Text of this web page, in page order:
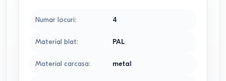
Numar locuri: 4
Material blat: PAL
Material carcasa: metal